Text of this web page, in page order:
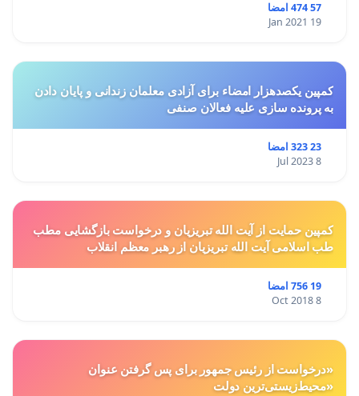
57 474 امضا
19 Jan 2021
کمپین یکصدهزار امضاء برای آزادی معلمان زندانی و پایان دادن
به پرونده سازی علیه فعالان صنفی
23 323 امضا
8 Jul 2023
کمپین حمایت از آیت الله تبریزیان و درخواست بازگشایی مطب
طب اسلامی آیت الله تبریزیان از رهبر معظم انقلاب
19 756 امضا
8 Oct 2018
«درخواست از رئیس جمهور برای پس گرفتن عنوان
«محیط‌زیستی‌ترین دولت